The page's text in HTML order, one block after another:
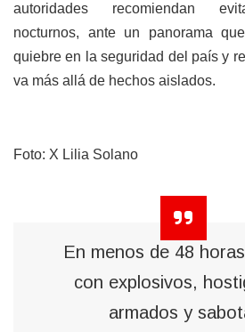
autoridades recomiendan
nocturnos, ante un panorama
quiebre en la seguridad del país y
va más allá de hechos aislados.
Foto: X Lilia Solano
En menos de 48
con explosivos,
armados y